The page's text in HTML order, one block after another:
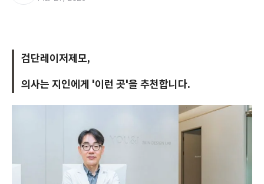
검단레이저제모,
의사는 지인에게 '이런 곳'을 추천합니다.